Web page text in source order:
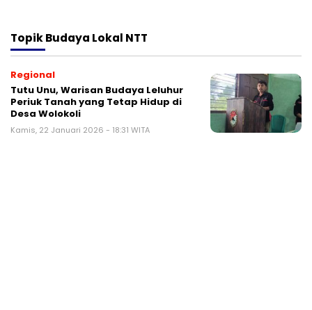
TopikBudaya Lokal NTT
Regional
Tutu Unu, Warisan Budaya Leluhur
Periuk Tanah yang Tetap Hidup di
Desa Wolokoli
Kamis, 22 Januari 2026 - 18:31 WITA